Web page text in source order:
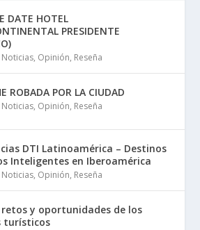
DATE HOTEL
PRESIDENTE
Noticias, Opinión, Reseña
ROBADA POR LA CIUDAD
Noticias, Opinión, Reseña
DTI Latinoamérica – Destinos
Inteligentes en Iberoamérica
Noticias, Opinión, Reseña
y oportunidades de los
turísticos